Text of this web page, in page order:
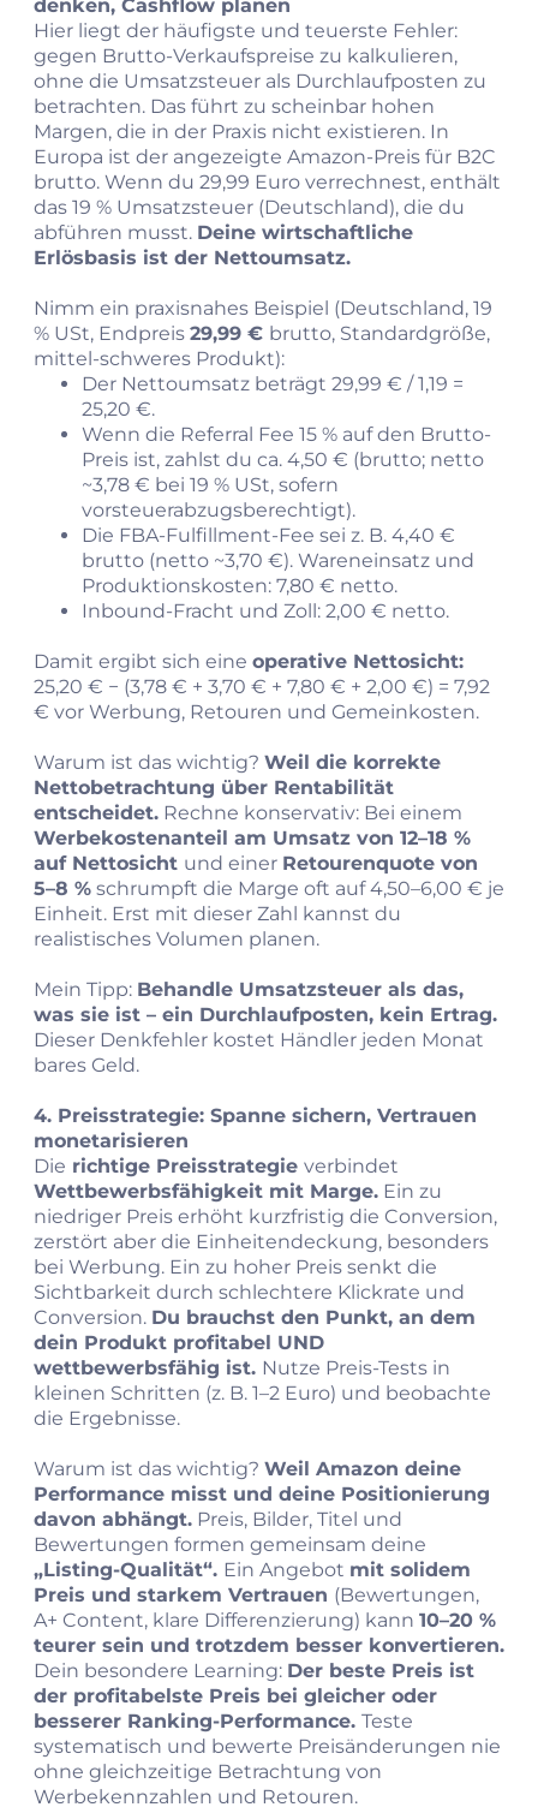
denken, Cashflow planen
Hier liegt der häufigste und teuerste Fehler:
gegen Brutto-Verkaufspreise zu kalkulieren,
ohne die Umsatzsteuer als Durchlaufposten zu
betrachten. Das führt zu scheinbar hohen
Margen, die in der Praxis nicht existieren. In
Europa ist der angezeigte Amazon-Preis für B2C
brutto. Wenn du 29,99 Euro verrechnest, enthält
das 19 % Umsatzsteuer (Deutschland), die du
abführen musst. Deine wirtschaftliche
Erlösbasis ist der Nettoumsatz.
Nimm ein praxisnahes Beispiel (Deutschland, 19
% USt, Endpreis 29,99 € brutto, Standardgröße,
mittel-schweres Produkt):
Der Nettoumsatz beträgt 29,99 € / 1,19 =
25,20 €.
Wenn die Referral Fee 15 % auf den Brutto-
Preis ist, zahlst du ca. 4,50 € (brutto; netto
~3,78 € bei 19 % USt, sofern
vorsteuerabzugsberechtigt).
Die FBA-Fulfillment-Fee sei z. B. 4,40 €
brutto (netto ~3,70 €). Wareneinsatz und
Produktionskosten: 7,80 € netto.
Inbound-Fracht und Zoll: 2,00 € netto.
Damit ergibt sich eine operative Nettosicht:
25,20 € − (3,78 € + 3,70 € + 7,80 € + 2,00 €) = 7,92
€ vor Werbung, Retouren und Gemeinkosten.
Warum ist das wichtig? Weil die korrekte
Nettobetrachtung über Rentabilität
entscheidet. Rechne konservativ: Bei einem
Werbekostenanteil am Umsatz von 12–18 %
auf Nettosicht und einer Retourenquote von
5–8 % schrumpft die Marge oft auf 4,50–6,00 € je
Einheit. Erst mit dieser Zahl kannst du
realistisches Volumen planen.
Mein Tipp: Behandle Umsatzsteuer als das,
was sie ist – ein Durchlaufposten, kein Ertrag.
Dieser Denkfehler kostet Händler jeden Monat
bares Geld.
4. Preisstrategie: Spanne sichern, Vertrauen
monetarisieren
Die richtige Preisstrategie verbindet
Wettbewerbsfähigkeit mit Marge. Ein zu
niedriger Preis erhöht kurzfristig die Conversion,
zerstört aber die Einheitendeckung, besonders
bei Werbung. Ein zu hoher Preis senkt die
Sichtbarkeit durch schlechtere Klickrate und
Conversion. Du brauchst den Punkt, an dem
dein Produkt profitabel UND
wettbewerbsfähig ist. Nutze Preis-Tests in
kleinen Schritten (z. B. 1–2 Euro) und beobachte
die Ergebnisse.
Warum ist das wichtig? Weil Amazon deine
Performance misst und deine Positionierung
davon abhängt. Preis, Bilder, Titel und
Bewertungen formen gemeinsam deine
„Listing-Qualität“. Ein Angebot mit solidem
Preis und starkem Vertrauen (Bewertungen,
A+ Content, klare Differenzierung) kann 10–20 %
teurer sein und trotzdem besser konvertieren.
Dein besondere Learning: Der beste Preis ist
der profitabelste Preis bei gleicher oder
besserer Ranking-Performance. Teste
systematisch und bewerte Preisänderungen nie
ohne gleichzeitige Betrachtung von
Werbekennzahlen und Retouren.